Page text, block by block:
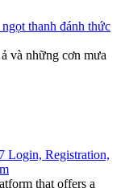
thanh đánh thức
và những cơn mưa
Login, Registration,
that offers a